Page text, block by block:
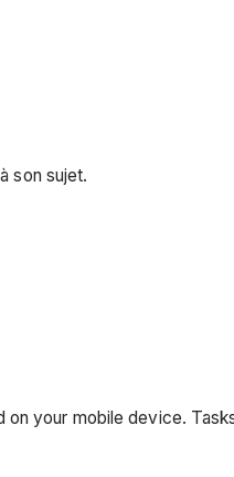
son sujet.
your mobile device.